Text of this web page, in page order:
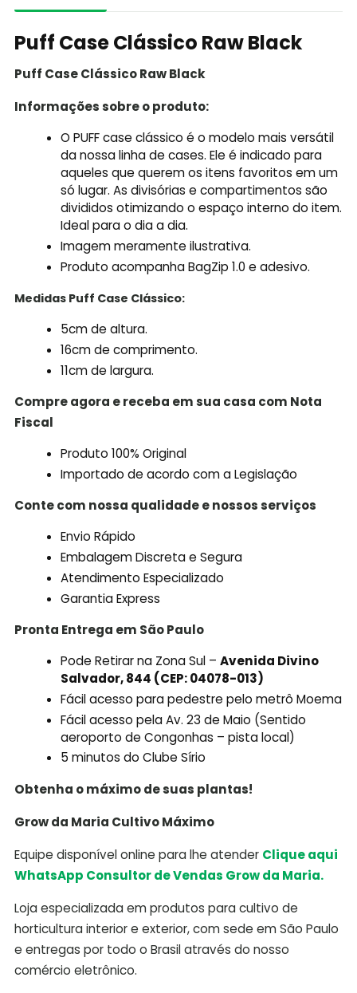
Puff Case Clássico Raw Black
Puff Case Clássico Raw Black
Informações sobre o produto:
O PUFF case clássico é o modelo mais versátil
da nossa linha de cases. Ele é indicado para
aqueles que querem os itens favoritos em um
só lugar. As divisórias e compartimentos são
divididos otimizando o espaço interno do item.
Ideal para o dia a dia.
Imagem meramente ilustrativa.
Produto acompanha BagZip 1.0 e adesivo.
Medidas Puff Case Clássico:
5cm de altura.
16cm de comprimento.
11cm de largura.
Compre agora e receba em sua casa com Nota
Fiscal
Produto 100% Original
Importado de acordo com a Legislação
Conte com nossa qualidade e nossos serviços
Envio Rápido
Embalagem Discreta e Segura
Atendimento Especializado
Garantia Express
Pronta Entrega em São Paulo
Pode Retirar na Zona Sul –Avenida Divino
Salvador, 844 (CEP: 04078-013)
Fácil acesso para pedestre pelo metrô Moema
Fácil acesso pela Av. 23 de Maio (Sentido
aeroporto de Congonhas – pista local)
5 minutos do Clube Sírio
Obtenha o máximo de suas plantas!
Grow da Maria Cultivo Máximo
Equipe disponível online para lhe atender Clique aqui
WhatsApp Consultor de Vendas Grow da Maria.
Loja especializada em produtos para cultivo de
horticultura interior e exterior, com sede em São Paulo
e entregas por todo o Brasil através do nosso
comércio eletrônico.